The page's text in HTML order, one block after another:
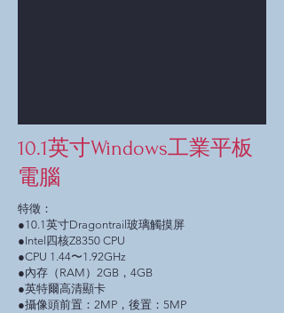
10.1英寸Windows工業平板
電腦
特徵：
●10.1英寸Dragontrail玻璃觸摸屏
●Intel四核Z8350 CPU
●CPU 1.44〜1.92GHz
●內存（RAM）2GB，4GB
●英特爾高清顯卡
●攝像頭前置：2MP，後置：5MP